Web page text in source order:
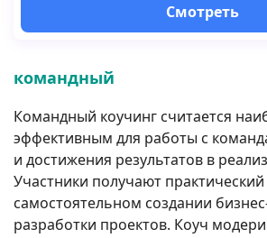
Смотреть
командный
Командный коучинг считается
эффективным для работы с
и достижения результатов в
Участники получают
самостоятельном создании
разработки проектов. Коуч